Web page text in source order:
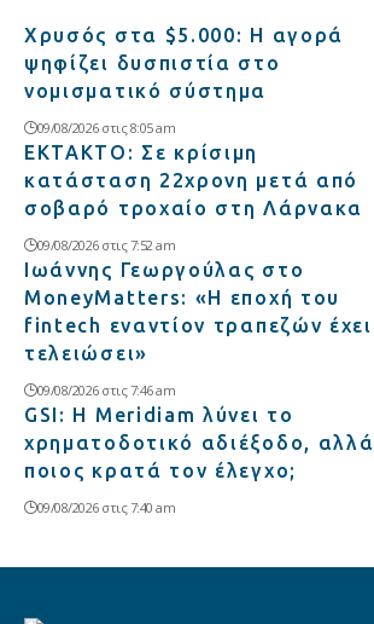
Χρυσός στα $5.000: Η αγορά
ψηφίζει δυσπιστία στο
νομισματικό σύστημα
09/08/2026 στις 8:05 am
ΕΚΤΑΚΤΟ: Σε κρίσιμη
κατάσταση 22χρονη μετά από
σοβαρό τροχαίο στη Λάρνακα
09/08/2026 στις 7:52 am
Ιωάννης Γεωργούλας στο
MoneyMatters: «Η εποχή του
fintech εναντίον τραπεζών έχει
τελειώσει»
09/08/2026 στις 7:46 am
GSI: Η Meridiam λύνει το
χρηματοδοτικό αδιέξοδο, αλλά
ποιος κρατά τον έλεγχο;
09/08/2026 στις 7:40 am